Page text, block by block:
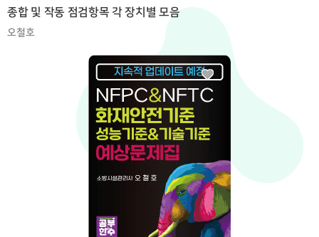
종합 및 작동 점검항목 각 장치별 모음
오철호